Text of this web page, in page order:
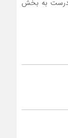
درست به بخش